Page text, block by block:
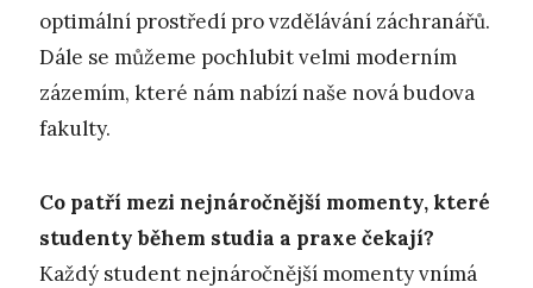
optimální prostředí pro vzdělávání záchranářů.
Dále se můžeme pochlubit velmi moderním
zázemím, které nám nabízí naše nová budova
fakulty.
Co patří mezi nejnáročnější momenty, které
studenty během studia a praxe čekají?
Každý student nejnáročnější momenty vnímá